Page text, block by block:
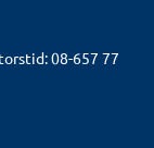
08-657 77